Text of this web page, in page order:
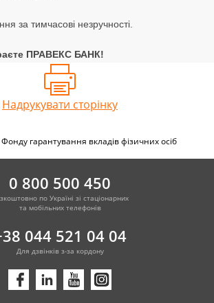
за тимчасові незручності.
ПРАВЕКС БАНК!
Надрукувати сторінку
гарантування вкладів фізичних осіб
0 800 500 450
по Україні зі стаціонарних
та мобільних телефонів
044 521 04 04
Для дзвінків з-за кордону